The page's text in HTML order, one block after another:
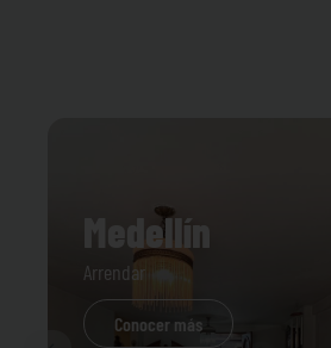
Medellín
Arrendar
Conocer más